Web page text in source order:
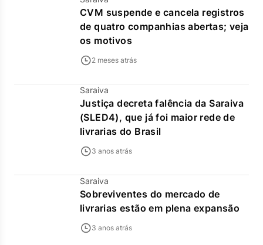
CVM suspende e cancela registros
de quatro companhias abertas; veja
os motivos
2 meses atrás
Saraiva
Justiça decreta falência da Saraiva
(SLED4), que já foi maior rede de
livrarias do Brasil
3 anos atrás
Saraiva
Sobreviventes do mercado de
livrarias estão em plena expansão
3 anos atrás